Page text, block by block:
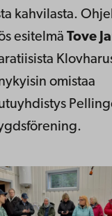
kahvilasta.
esitelmä Tove
omistaa